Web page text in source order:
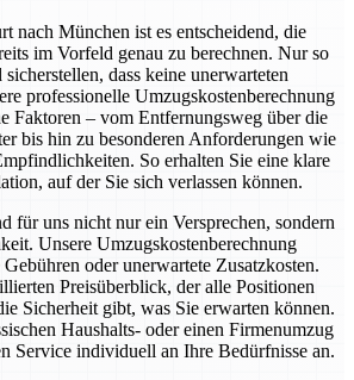
nach München ist es entscheidend, die
im Vorfeld genau zu berechnen. Nur so
dass keine unerwarteten
professionelle Umzugskostenberechnung
Faktoren – vom Entfernungsweg über die
bis hin zu besonderen Anforderungen wie
So erhalten Sie eine klare
auf der Sie sich verlassen können.
für uns nicht nur ein Versprechen, sondern
Unsere Umzugskostenberechnung
oder unerwartete Zusatzkosten.
Preisüberblick, der alle Positionen
Sicherheit gibt, was Sie erwarten können.
Haushalts- oder einen Firmenumzug
Service individuell an Ihre Bedürfnisse an.